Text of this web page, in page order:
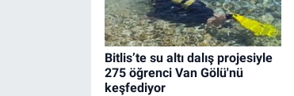
Bitlis’te su altı dalış projesiyle
275 öğrenci Van Gölü'nü
keşfediyor